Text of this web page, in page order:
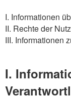
I. Informationen
II. Rechte der
III. Informationen
I.